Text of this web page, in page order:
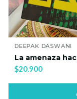
DEEPAK DASWANI
La amenaza
$20.900